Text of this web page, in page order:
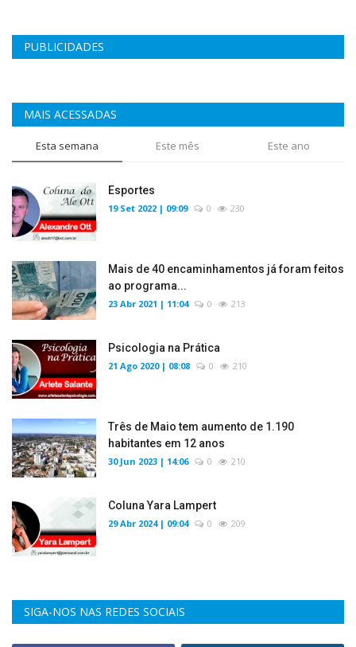
PUBLICIDADES
MAIS ACESSADAS
Esta semana Este mês Este ano
Esportes
19 Set 2022 | 09:09 0 230
Mais de 40 encaminhamentos já foram feitos
ao programa...
23 Abr 2021 | 11:04 0 213
Psicologia na Prática
21 Ago 2020 | 08:08 0 210
Três de Maio tem aumento de 1.190
habitantes em 12 anos
30 Jun 2023 | 14:06 0 210
Coluna Yara Lampert
29 Abr 2024 | 09:04 0 209
SIGA-NOS NAS REDES SOCIAIS